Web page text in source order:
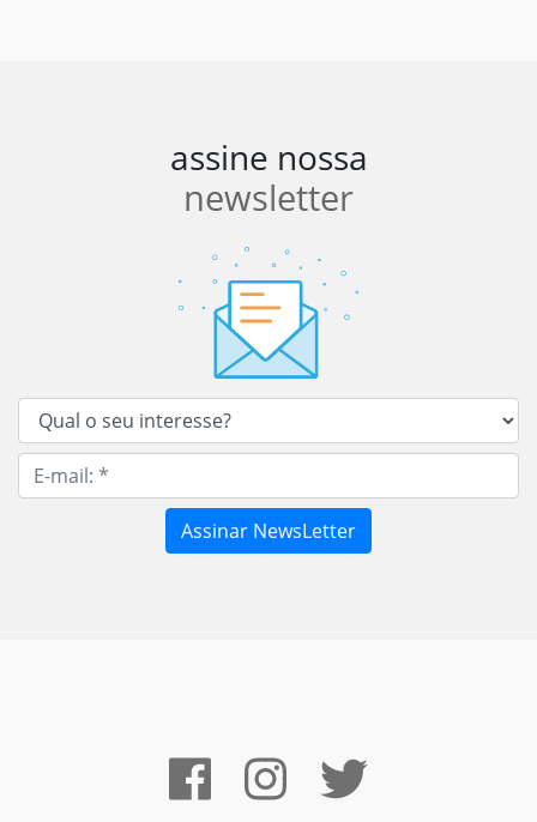
assine nossa
newsletter